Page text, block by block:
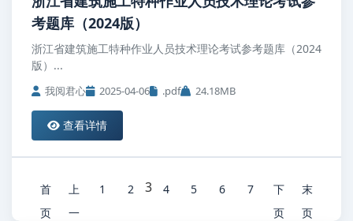
考题库（2024版）
浙江省建筑施工特种作业人员技术理论考试参考题库（2024
版）...
我阅君心 2025-04-06 .pdf 24.18MB
查看详情
首
页
上
一
1 2 3 4 5 6 7
下
页
末
页